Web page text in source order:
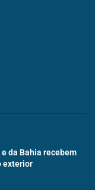
da Bahia recebem
exterior